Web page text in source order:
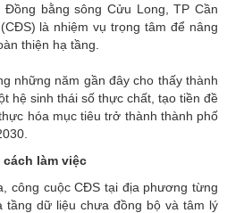
bằng sông Cửu Long, TP Cần
là nhiệm vụ trọng tâm để nâng
thiện hạ tầng.
những năm gần đây cho thấy thành
hệ sinh thái số thực chất, tạo tiền đề
hóa mục tiêu trở thành thành phố
làm việc
công cuộc CĐS tại địa phương từng
tầng dữ liệu chưa đồng bộ và tâm lý